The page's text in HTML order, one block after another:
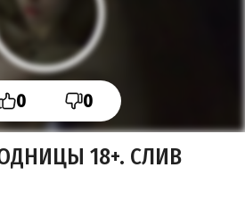
0 0
18+. СЛИВ